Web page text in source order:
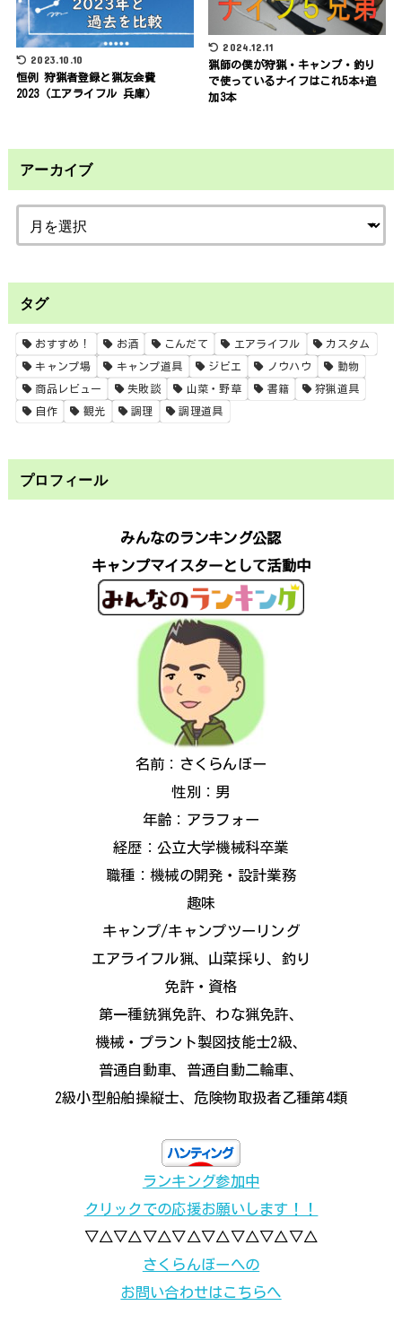
2023.10.10
恒例 狩猟者登録と猟友会費
2023（エアライフル 兵庫）
2024.12.11
猟師の僕が狩猟・キャンプ・釣り
で使っているナイフはこれ5本+追
加3本
アーカイブ
タグ
おすすめ！ お酒 こんだて エアライフル カスタム
キャンプ場 キャンプ道具 ジビエ ノウハウ 動物
商品レビュー 失敗談 山菜・野草 書籍 狩猟道具
自作 観光 調理 調理道具
プロフィール
みんなのランキング公認
キャンプマイスターとして活動中
名前：さくらんぼー
性別：男
年齢：アラフォー
経歴：公立大学機械科卒業
職種：機械の開発・設計業務
趣味
キャンプ/キャンプツーリング
エアライフル猟、山菜採り、釣り
免許・資格
第一種銃猟免許、わな猟免許、
機械・プラント製図技能士2級、
普通自動車、普通自動二輪車、
2級小型船舶操縦士、危険物取扱者乙種第4類
ランキング参加中
クリックでの応援お願いします！！
▽△▽△▽△▽△▽△▽△▽△▽△
さくらんぼーへの
お問い合わせはこちらへ